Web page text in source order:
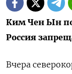
Ким Чен Ын
Россия
Вчера